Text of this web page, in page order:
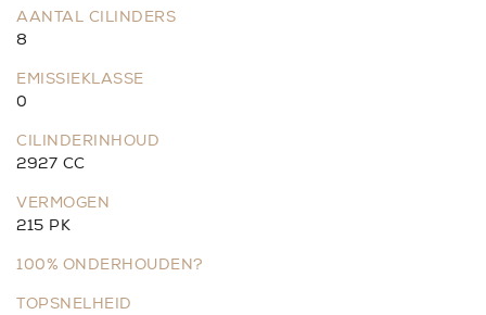
AANTAL CILINDERS
8
EMISSIEKLASSE
0
CILINDERINHOUD
2927 CC
VERMOGEN
215 PK
100% ONDERHOUDEN?
TOPSNELHEID